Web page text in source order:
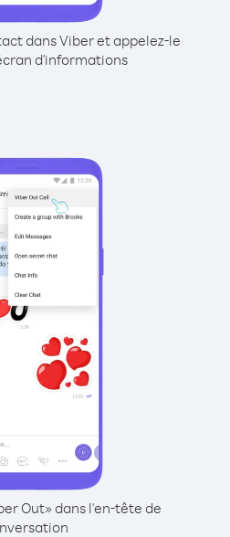
dans Viber et appelez-le
d'informations
Out» dans l'en-tête de